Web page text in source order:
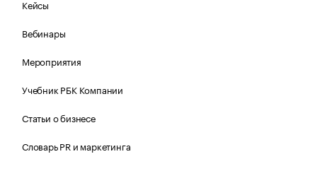
Кейсы
Вебинары
Мероприятия
Учебник РБК Компании
Статьи о бизнесе
Словарь PR и маркетинга